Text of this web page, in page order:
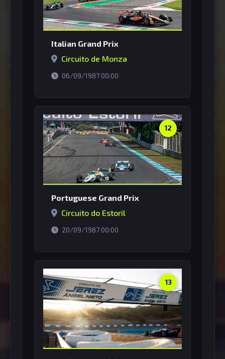
Italian Grand Prix
Circuito de Monza
06/09/1987 00:00
12
Portuguese Grand Prix
Circuito do Estoril
20/09/1987 00:00
13